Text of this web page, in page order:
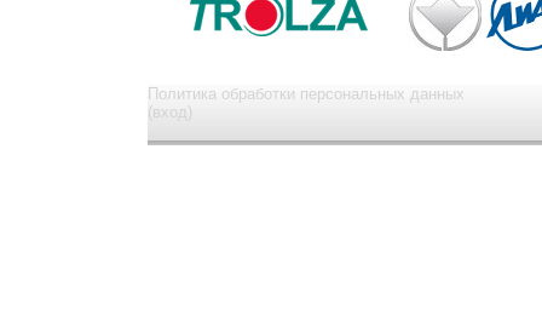
Политика обработки персональных данных
(вход)